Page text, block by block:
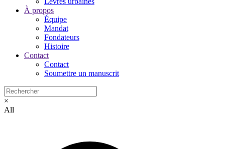
À propos
Équipe
Mandat
Fondateurs
Histoire
Contact
Contact
Soumettre un manuscrit
×
All